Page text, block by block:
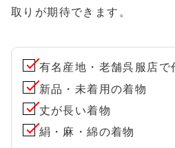
取りが期待できます。
有名産地・老舗呉服店で
新品・未着用の着物
丈が長い着物
絹・麻・綿の着物